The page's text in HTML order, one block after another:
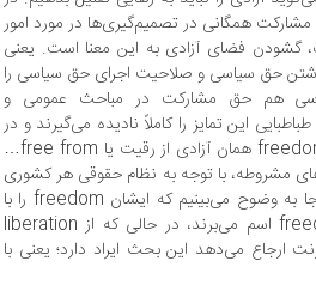
همگانی در تصمیم‌گیری‌ها در مورد امور
گشودن فضای آزادی به این معنا است. یعنی
حق سیاسی و صلاحیت اجرای حق سیاسی را
هم حق مشارکت در مباحث عمومی و
این تمایز را کاملاً نادیده می‌گیرند و در
صفحه ۵۳۹ کتاب می‌گویند: «واژه freedom همان آزادی از رقیت یا free from…
مشروطه، با توجه به نظام حقوقی هر کشوری
از درجه‌ای نازل شروع می‌شود». اینجا به ‌وضوح می‌بینیم که ایشان freedom را با
liberation خلط کرده‌اند. از freedom اسم می‌برند، در حالی که از liberation
ارجاع می‌دهد این بحث ایراد دارد؛ یعنی با